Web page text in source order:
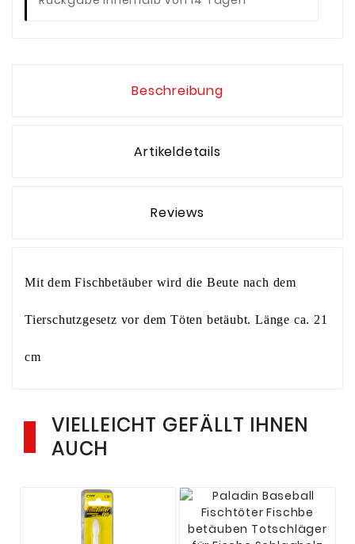
Beschreibung
Artikeldetails
Reviews
Mit dem Fischbetäuber wird die Beute nach dem
Tierschutzgesetz vor dem Töten betäubt. Länge ca. 21
cm
VIELLEICHT GEFÄLLT IHNEN
AUCH